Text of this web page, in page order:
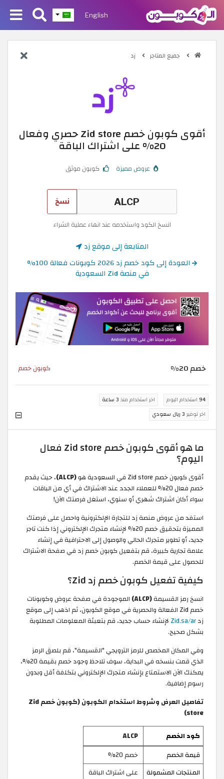
English
جميع المتاجر زد
أقوى كوبون خصم Zid store حصري وفعال
20% على اشتراك الباقة
عروض مميزة كوبون موثق
نسخ
انسخ الكود واستخدمه عند انهاء عملية الشراء
المتابعة إلى موقع زد
العودة إلى كود خصم زد 2026 كوبونات فعالة 100%
في منصة Zid السعودية
خصم 20% كوبون خصم
94 استخدام اليوم اخر استخدام منذ 3 ساعة
اخر توفير 3 ريال سعودي
ما هو أقوى كوبون خصم Zid store فعال
اليوم؟
أقوى كوبون خصم Zid store في السعودية هو (ALCP)
، حيث يقدم
خصم فعال 20% للعملاء الجدد عند الاشتراك في أي من الباقات
سواء أكان اشتراك شهري أو سنوي، استغل فرصتك الآن!
استفد من عروض منصة زد للتجارة الإلكترونية واحصل على فرصتك
المميزة بتحقيق خصم 20% لإنشاء متجرك الإلكتروني إذا كنت تاجر
جديد، أو تطوير متجرك الحالي والوصول إلى الاحترافية في إنشاء
علامة تجارية كبيرة، قم بتفعيل كوبون خصم زد في صفحة الاشتراك
للحصول على قيمة الخصم.
كيفية تفعيل كوبون خصم زد Zid؟
انسخ رمز القسيمة(ALCP)
الموجودة في صفحة عروض وكوبونات
خصم Zid الفعالة والحصرية في موقع الكوبون، ثم اذهب إلى موقع
زدZid.sa/ar لإنشاء حساب جديد، قم بتعبئة المعلومات المطلوبة
بشكل صحيح.
وفي المكان المخصص للرمز الترويجي "القسيمة"، قم بلصق الرمز
الذي قمت بنسخه في البداية، سوف تلاحظ وجود خصم بقيمة 20%،
يمكنك الآن الاستمتاع بإنشاء متجرك الإلكتروني بتكلفة أقل وبدون
رسوم إضافية.
تفاصيل العرض وشروط استخدام الكوبون (كوبون خصم Zid
store)
كود الخصم
ALCP
قيمة الخصم
خصم 20%
المنتجات المشمولة
على اشتراك الباقة